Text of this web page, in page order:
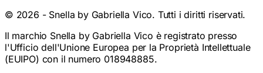
© 2026 - Snella by Gabriella Vico. Tutti i diritti riservati.
Il marchio Snella by Gabriella Vico è registrato presso
l'Ufficio dell'Unione Europea per la Proprietà Intellettuale
(EUIPO) con il numero 018948885.